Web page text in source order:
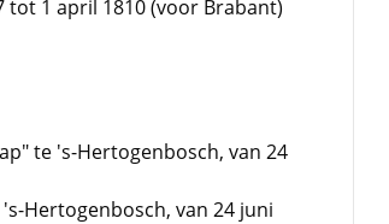
tot 1 april 1810 (voor Brabant)
te 's-Hertogenbosch, van 24
Hertogenbosch, van 24 juni